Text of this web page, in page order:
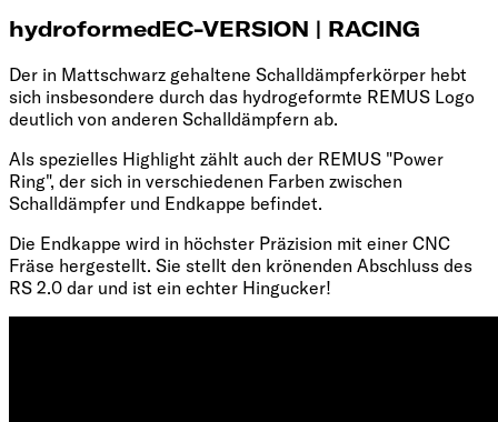
hydroformedEC-VERSION | RACING
Der in Mattschwarz gehaltene Schalldämpferkörper hebt
sich insbesondere durch das hydrogeformte REMUS Logo
deutlich von anderen Schalldämpfern ab.
Als spezielles Highlight zählt auch der REMUS "Power
Ring", der sich in verschiedenen Farben zwischen
Schalldämpfer und Endkappe befindet.
Die Endkappe wird in höchster Präzision mit einer CNC
Fräse hergestellt. Sie stellt den krönenden Abschluss des
RS 2.0 dar und ist ein echter Hingucker!